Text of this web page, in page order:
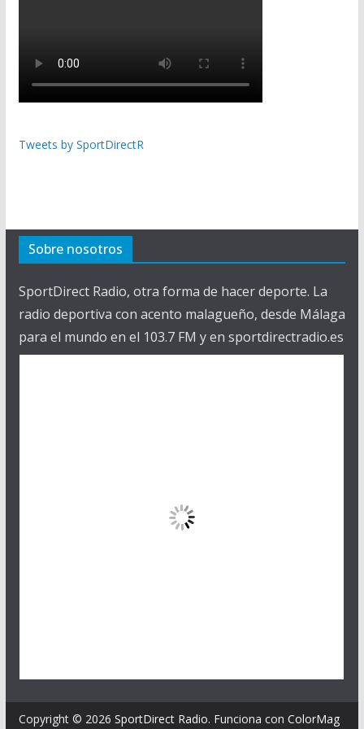
Tweets by SportDirectR
Sobre nosotros
SportDirect Radio, otra forma de hacer deporte. La
radio deportiva con acento malagueño, desde Málaga
para el mundo en el 103.7 FM y en sportdirectradio.es
Copyright © 2026 SportDirect Radio. Funciona con ColorMag